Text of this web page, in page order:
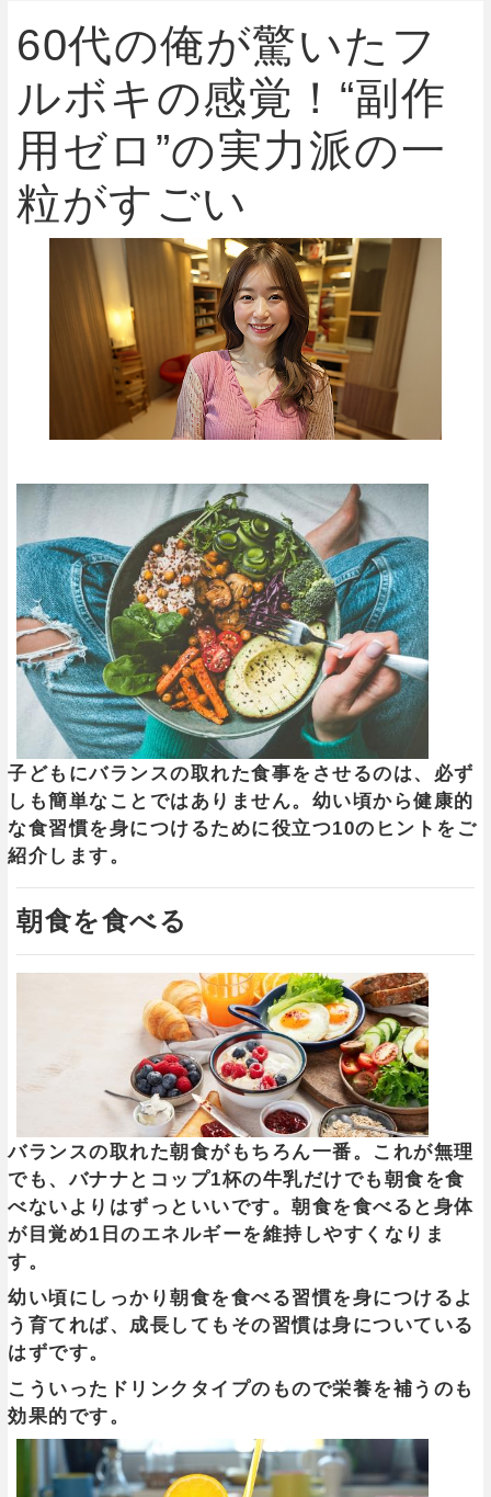
60代の俺が驚いたフ
ルボキの感覚！“副作
用ゼロ”の実力派の一
粒がすごい
子どもにバランスの取れた食事をさせるのは、必ず
しも簡単なことではありません。幼い頃から健康的
な食習慣を身につけるために役立つ10のヒントをご
紹介します。
朝食を食べる
バランスの取れた朝食がもちろん一番。これが無理
でも、バナナとコップ1杯の牛乳だけでも朝食を食
べないよりはずっといいです。朝食を食べると身体
が目覚め1日のエネルギーを維持しやすくなりま
す。
幼い頃にしっかり朝食を食べる習慣を身につけるよ
う育てれば、成長してもその習慣は身についている
はずです。
こういったドリンクタイプのもので栄養を補うのも
効果的です。